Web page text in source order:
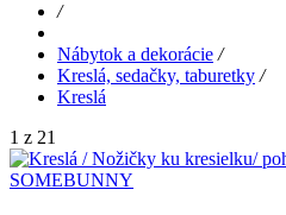
/
Nábytok a dekorácie /
Kreslá, sedačky, taburetky /
Kreslá
1 z 21
SOMEBUNNY